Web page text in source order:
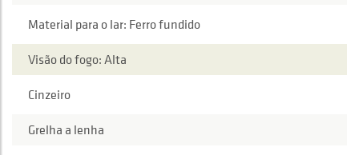
Material para o lar: Ferro fundido
Visão do fogo: Alta
Cinzeiro
Grelha a lenha